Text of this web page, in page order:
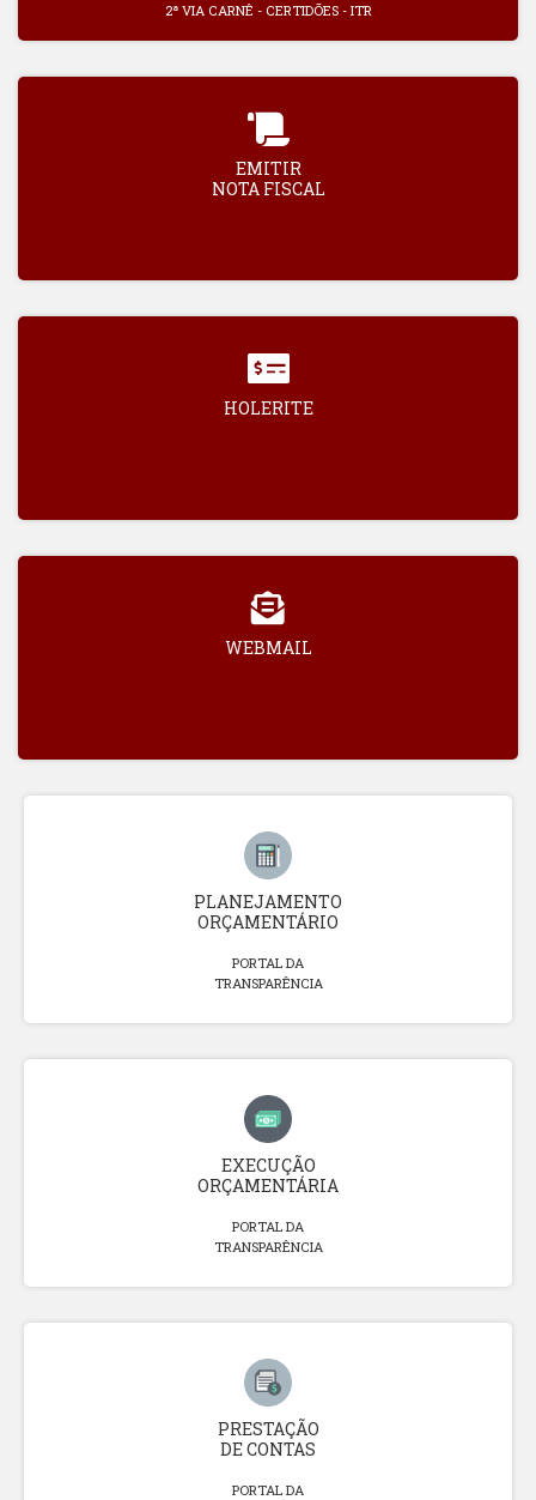
2ª VIA CARNÊ - CERTIDÕES - ITR
EMITIR
NOTA FISCAL
HOLERITE
WEBMAIL
PLANEJAMENTO
ORÇAMENTÁRIO
PORTAL DA
TRANSPARÊNCIA
EXECUÇÃO
ORÇAMENTÁRIA
PORTAL DA
TRANSPARÊNCIA
PRESTAÇÃO
DE CONTAS
PORTAL DA